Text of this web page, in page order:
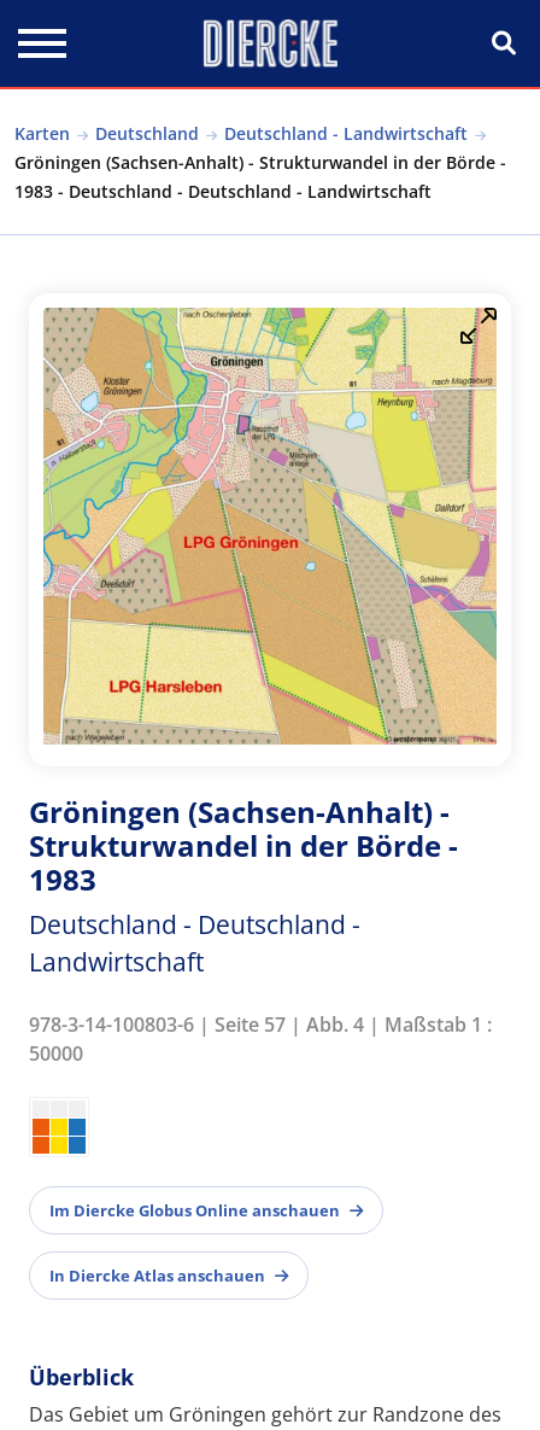
Karten Deutschland
Deutschland - Landwirtschaft
Gröningen (Sachsen-Anhalt) - Strukturwandel in der Börde -
1983 - Deutschland - Deutschland - Landwirtschaft
Gröningen (Sachsen-Anhalt) -
Strukturwandel in der Börde -
1983
Deutschland - Deutschland -
Landwirtschaft
978-3-14-100803-6 | Seite 57 | Abb. 4 | Maßstab 1 :
50000
Im Diercke Globus Online anschauen
In Diercke Atlas anschauen
Überblick
Das Gebiet um Gröningen gehört zur Randzone des